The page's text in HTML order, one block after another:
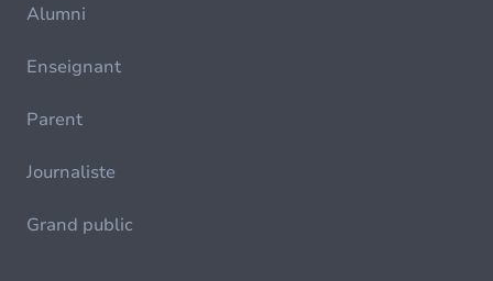
Alumni
Enseignant
Parent
Journaliste
Grand public